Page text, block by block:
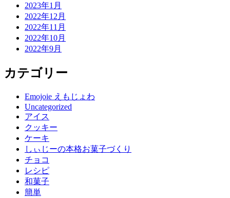
2023年1月
2022年12月
2022年11月
2022年10月
2022年9月
カテゴリー
Emojoie えもじょわ
Uncategorized
アイス
クッキー
ケーキ
しぃじーの本格お菓子づくり
チョコ
レシピ
和菓子
簡単